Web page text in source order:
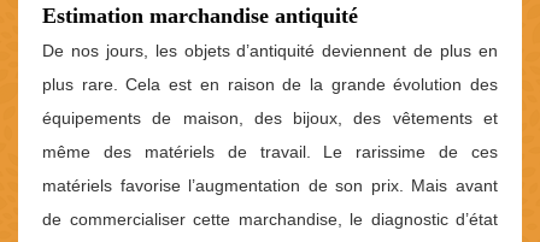
Estimation marchandise antiquité
De nos jours, les objets d’antiquité deviennent de plus en
plus rare. Cela est en raison de la grande évolution des
équipements de maison, des bijoux, des vêtements et
même des matériels de travail. Le rarissime de ces
matériels favorise l’augmentation de son prix. Mais avant
de commercialiser cette marchandise, le diagnostic d’état